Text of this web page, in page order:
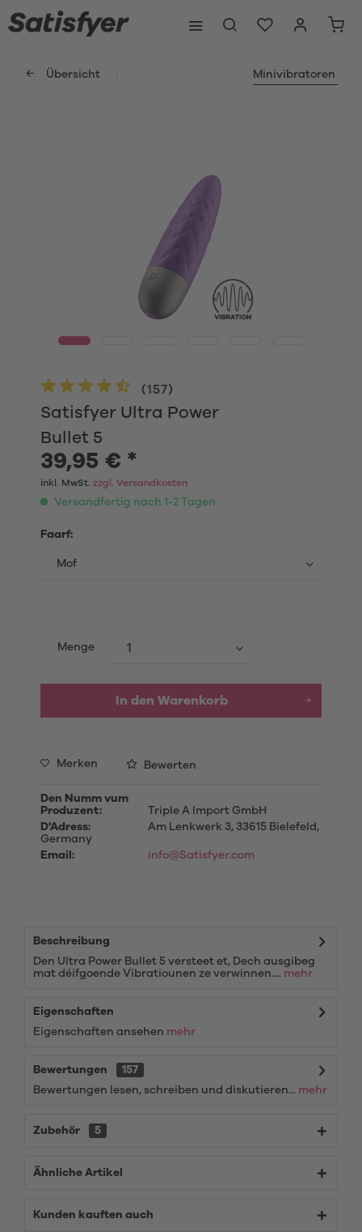
Übersicht Minivibratoren
Satisfyer Ultra Power
Bullet 5
(157)
39,95 € *
inkl. MwSt. zzgl. Versandkosten
Versandfertig nach 1-2 Tagen
Faarf:
Menge
In den Warenkorb
Merken Bewerten
Den Numm vum
Produzent:
Triple A Import GmbH
D'Adress:
Am Lenkwerk 3, 33615 Bielefeld,
Germany
Email:
info@Satisfyer.com
Beschreibung
Den Ultra Power Bullet 5 versteet et, Dech ausgibeg
mat déifgoende Vibratiounen ze verwinnen.... mehr
Eigenschaften
Eigenschaften ansehen mehr
Bewertungen
157
Bewertungen lesen, schreiben und diskutieren... mehr
Zubehör 5
Ähnliche Artikel
Kunden kauften auch